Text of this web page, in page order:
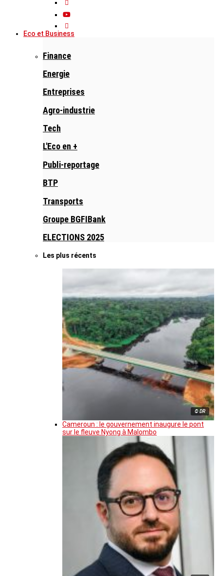
Eco et Business
Finance
Energie
Entreprises
Agro-industrie
Tech
L'Eco en +
Publi-reportage
BTP
Transports
Groupe BGFIBank
ELECTIONS 2025
Les plus récents
© DR
Cameroun : le gouvernement inaugure le pont
sur le fleuve Nyong à Malombo